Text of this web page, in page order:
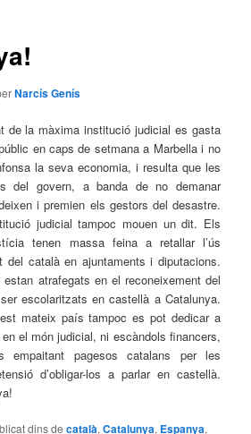
Narcís Genís
de la màxima institució judicial es gasta
en caps de setmana a Marbella i no
la seva economia, i resulta que les
del govern, a banda de no demanar
i premien els gestors del desastre.
judicial tampoc mouen un dit. Els
tenen massa feina a retallar l’ús
del català en ajuntaments i diputacions.
atrafegats en el reconeixement del
escolaritzats en castellà a Catalunya.
mateix país tampoc es pot dedicar a
el món judicial, ni escàndols financers,
empaitant pagesos catalans per les
d’obligar-los a parlar en castellà.
dins decatalà,Catalunya, Espanya,